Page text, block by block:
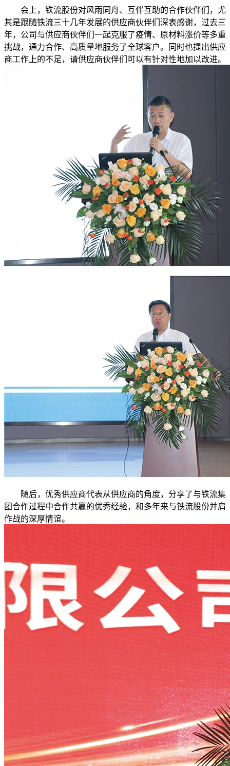
会上，铁流股份对风雨同舟、互伴互助的合作伙伴们，尤
其是跟随铁流三十几年发展的供应商伙伴们深表感谢，过去三
年，公司与供应商伙伴们一起克服了疫情、原材料涨价等多重
挑战，通力合作、高质量地服务了全球客户。同时也提出供应
商工作上的不足，请供应商伙伴们可以有针对性地加以改进。
随后，优秀供应商代表从供应商的角度，分享了与铁流集
团合作过程中合作共赢的优秀经验，和多年来与铁流股份并肩
作战的深厚情谊。